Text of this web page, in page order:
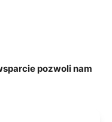
pozwoli nam